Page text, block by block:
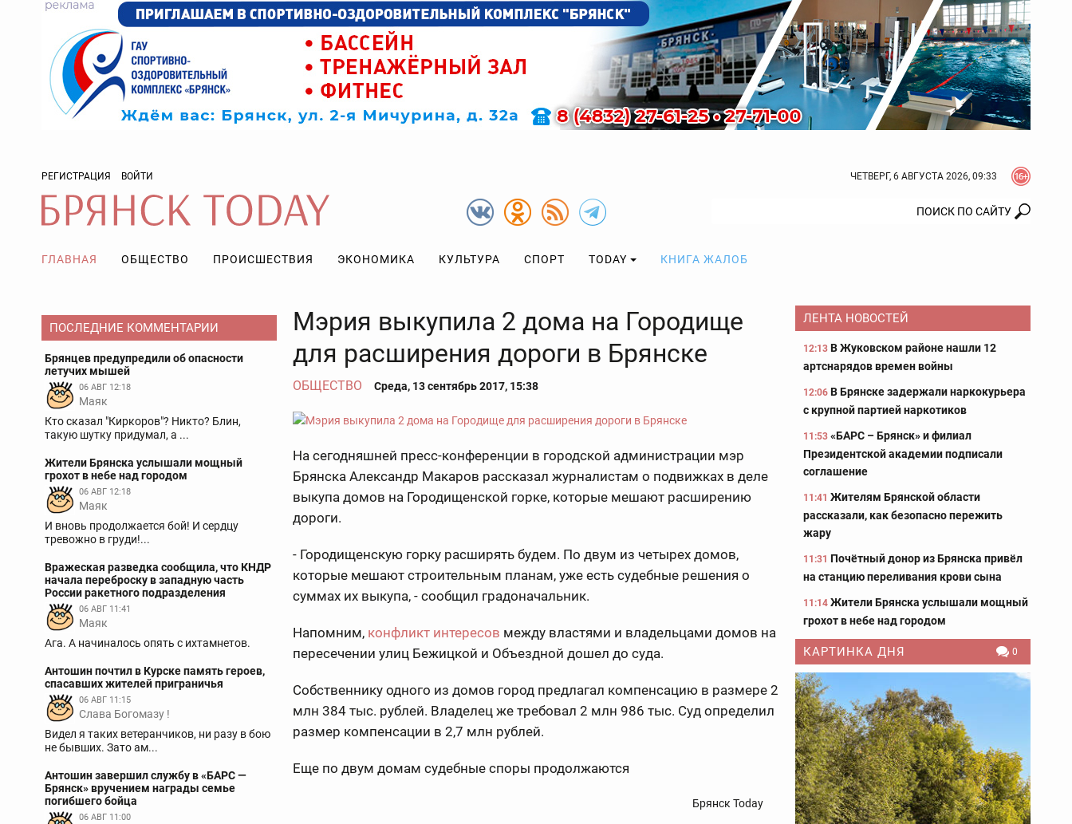
РЕГИСТРАЦИЯ ВОЙТИ ЧЕТВЕРГ, 6 АВГУСТА 2026, 09:33
ГЛАВНАЯ ОБЩЕСТВО ПРОИСШЕСТВИЯ ЭКОНОМИКА КУЛЬТУРА СПОРТ TODAY КНИГА ЖАЛОБ
ПОСЛЕДНИЕ КОММЕНТАРИИ
Брянцев предупредили об опасности
летучих мышей
06 АВГ 12:18
Маяк
Кто сказал "Киркоров"? Никто? Блин,
такую шутку придумал, а ...
Жители Брянска услышали мощный
грохот в небе над городом
06 АВГ 12:18
Маяк
И вновь продолжается бой! И сердцу
тревожно в груди!...
Вражеская разведка сообщила, что КНДР
начала переброску в западную часть
России ракетного подразделения
06 АВГ 11:41
Маяк
Ага. А начиналось опять с ихтамнетов.
Антошин почтил в Курске память героев,
спасавших жителей приграничья
06 АВГ 11:15
Слава Богомазу !
Видел я таких ветеранчиков, ни разу в бою
не бывших. Зато ам...
Антошин завершил службу в «БАРС —
Брянск» вручением награды семье
погибшего бойца
06 АВГ 11:00
Мэрия выкупила 2 дома на Городище
для расширения дороги в Брянске
ОБЩЕСТВО Среда, 13 сентябрь 2017, 15:38
На сегодняшней пресс-конференции в городской администрации мэр
Брянска Александр Макаров рассказал журналистам о подвижках в деле
выкупа домов на Городищенской горке, которые мешают расширению
дороги.
- Городищенскую горку расширять будем. По двум из четырех домов,
которые мешают строительным планам, уже есть судебные решения о
суммах их выкупа, - сообщил градоначальник.
Напомним, конфликт интересов между властями и владельцами домов на
пересечении улиц Бежицкой и Объездной дошел до суда.
Собственнику одного из домов город предлагал компенсацию в размере 2
млн 384 тыс. рублей. Владелец же требовал 2 млн 986 тыс. Суд определил
размер компенсации в 2,7 млн рублей.
Еще по двум домам судебные споры продолжаются
Брянск Today
ЛЕНТА НОВОСТЕЙ
12:13 В Жуковском районе нашли 12
артснарядов времен войны
12:06 В Брянске задержали наркокурьера
с крупной партией наркотиков
11:53 «БАРС – Брянск» и филиал
Президентской академии подписали
соглашение
11:41 Жителям Брянской области
рассказали, как безопасно пережить
жару
11:31 Почётный донор из Брянска привёл
на станцию переливания крови сына
11:14 Жители Брянска услышали мощный
грохот в небе над городом
КАРТИНКА ДНЯ 0